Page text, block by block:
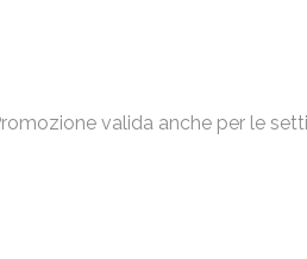
valida anche per le